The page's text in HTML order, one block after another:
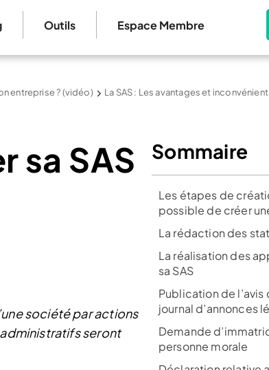
Outils Espace Membre
entreprise ? (vidéo) La SAS : Les avantages et
sa SAS
société par actions
seront
Sommaire
Les étapes de
possible de créer
La rédaction des
La réalisation des
sa SAS
Publication de
journal d’annonces
Demande
personne morale